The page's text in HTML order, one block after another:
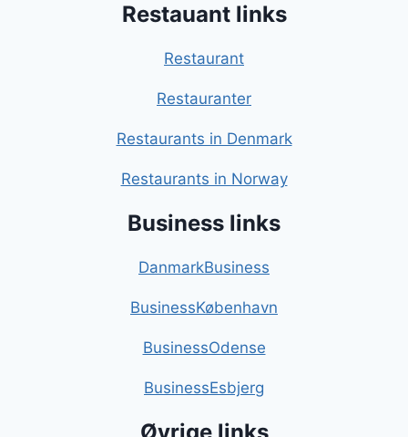
Restauant links
Restaurant
Restauranter
Restaurants in Denmark
Restaurants in Norway
Business links
DanmarkBusiness
BusinessKøbenhavn
BusinessOdense
BusinessEsbjerg